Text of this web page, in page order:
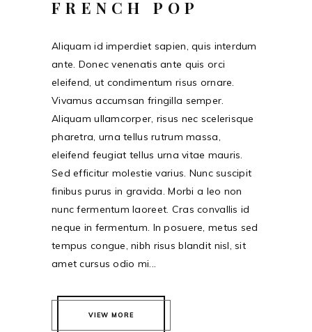
FRENCH POP
Aliquam id imperdiet sapien, quis interdum
ante. Donec venenatis ante quis orci
eleifend, ut condimentum risus ornare.
Vivamus accumsan fringilla semper.
Aliquam ullamcorper, risus nec scelerisque
pharetra, urna tellus rutrum massa,
eleifend feugiat tellus urna vitae mauris.
Sed efficitur molestie varius. Nunc suscipit
finibus purus in gravida. Morbi a leo non
nunc fermentum laoreet. Cras convallis id
neque in fermentum. In posuere, metus sed
tempus congue, nibh risus blandit nisl, sit
amet cursus odio mi...
VIEW MORE